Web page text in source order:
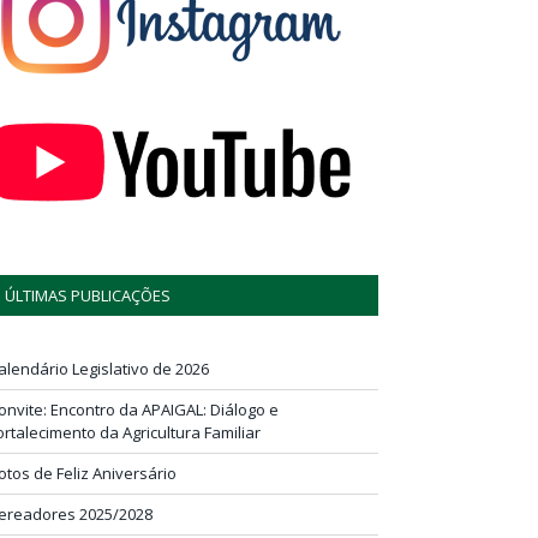
ÚLTIMAS PUBLICAÇÕES
Legislativo de 2026
Encontro da APAIGAL: Diálogo e
da Agricultura Familiar
de Feliz Aniversário
2025/2028